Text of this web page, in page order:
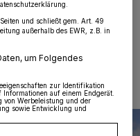
und schließt gem. Art. 49
außerhalb des EWR, z.B. in
um Folgendes
zur Identifikation
auf einem Endgerät.
von Werbeleistung und der
sowie Entwicklung und